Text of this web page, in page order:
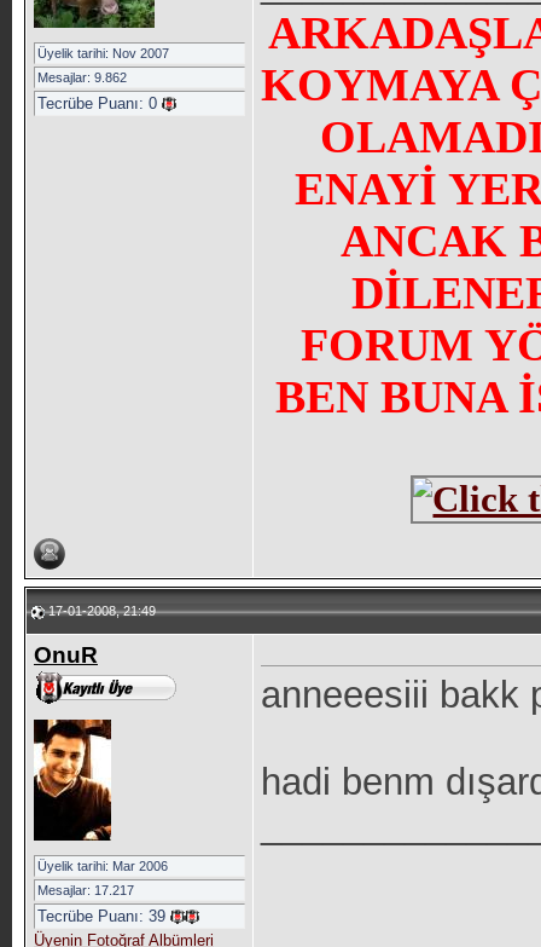
Üyelik tarihi: Nov 2007
Mesajlar: 9.862
Tecrübe Puanı: 0
KOYMAYA
ENAYİ
ANCAK
FORUM
BEN BUNA
17-01-2008, 21:49
OnuR
Üyelik tarihi: Mar 2006
Mesajlar: 17.217
Tecrübe Puanı: 39
Üyenin Fotoğraf Albümleri
anneeesiii bakk
hadi benm